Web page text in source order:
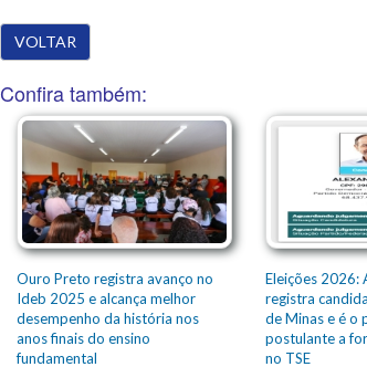
VOLTAR
Confira também:
Ouro Preto registra avanço no
Ideb 2025 e alcança melhor
desempenho da história nos
anos finais do ensino
fundamental
Eleições 2026:
registra
de Minas e é o
postulante a
no TSE